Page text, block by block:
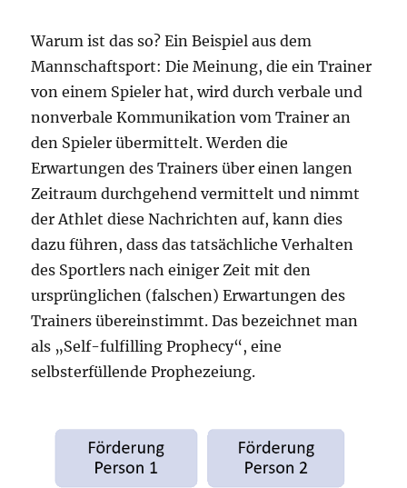
Warum ist das so? Ein Beispiel aus dem
Mannschaftsport: Die Meinung, die ein Trainer
von einem Spieler hat, wird durch verbale und
nonverbale Kommunikation vom Trainer an
den Spieler übermittelt. Werden die
Erwartungen des Trainers über einen langen
Zeitraum durchgehend vermittelt und nimmt
der Athlet diese Nachrichten auf, kann dies
dazu führen, dass das tatsächliche Verhalten
des Sportlers nach einiger Zeit mit den
ursprünglichen (falschen) Erwartungen des
Trainers übereinstimmt. Das bezeichnet man
als „Self-fulfilling Prophecy“, eine
selbsterfüllende Prophezeiung.